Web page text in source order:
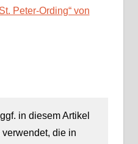
Peter-Ording“ von
in diesem Artikel
die in